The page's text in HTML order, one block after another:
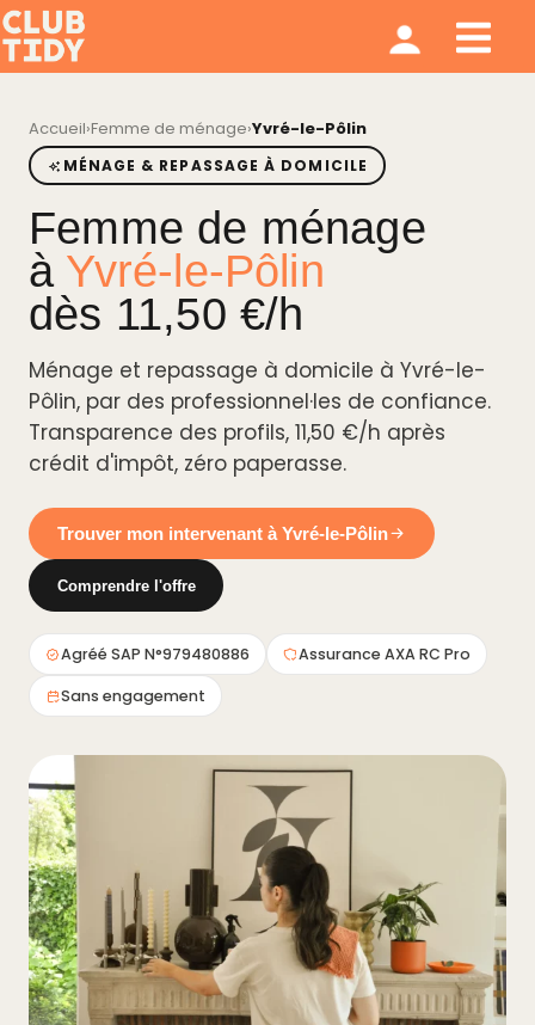
Accueil›Femme de ménage›Yvré-le-Pôlin
MÉNAGE & REPASSAGE À DOMICILE
Femme de ménage
à Yvré-le-Pôlin
dès 11,50 €/h
Ménage et repassage à domicile à Yvré-le-
Pôlin, par des professionnel·les de confiance.
Transparence des profils, 11,50 €/h après
crédit d'impôt, zéro paperasse.
Trouver mon intervenant à Yvré-le-Pôlin
Comprendre l'offre
Agréé SAP N°979480886 Assurance AXA RC Pro
Sans engagement